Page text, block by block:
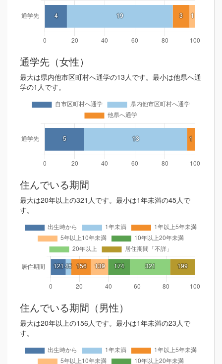
通学先（女性）
最大は県内他市区町村へ通学の13人です。最小は他県へ通
学の1人です。
住んでいる期間
最大は20年以上の321人です。最小は1年未満の45人で
す。
住んでいる期間（男性）
最大は20年以上の156人です。最小は1年未満の23人で
す。